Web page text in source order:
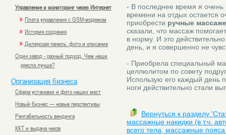
Управление и мониторинг через Интернет
» Плата управления с GSM-модемом
» История создания
» Дилерская панель: фото и описание
Один завод - разный подход. Чем наши
кресла лучше?
Организация бизнеса
Сфера установки и фото наших мест
Новый бизнес — новые перспективы
Рентабельность вендинга
ККТ и выдача чеков
- В последнее время я
времени на отдых остается
приобрести ручные
сказали, что массаж
в норму. И это
день, и я совершенно не
- Приобрела специальный
целлюлитом по совету
Использую его каждый день
ноги действительно стали
Вернуться к разделу
массажные накидки (в т.ч.
всего тела, массажные